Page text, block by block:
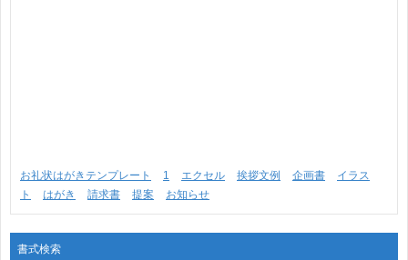
お礼状はがきテンプレート 1 エクセル 挨拶文例 企画書
イラス
ト
はがき 請求書 提案 お知らせ
書式検索